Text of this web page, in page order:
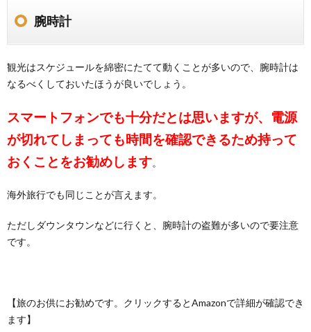
腕時計
観光はスケジュールを綿密にたてて動くことが多いので、腕時計は
なるべくしておいたほうが良いでしょう。
スマートフォンでも十分だとは思いますが、電源
が切れてしまっても時間を確認できるため持って
おくことをお勧めします。
海外旅行でも同じことが言えます。
ただしダウンタウンなどに行くと、腕時計の盗難が多いので要注意
です。
【旅のお供にお勧めです。クリックするとAmazonで詳細が確認でき
ます】